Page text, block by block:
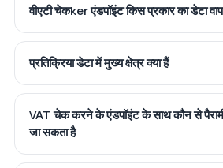
वीएटी चेकker एंडपॉइंट किस प्रकार का डेटा
प्रतिक्रिया डेटा में मुख्य क्षेत्र क्या हैं
VAT चेक करने के एंडपॉइंट के साथ कौन से
जा सकता है